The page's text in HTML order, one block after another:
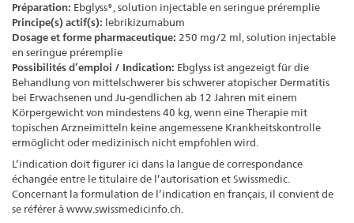
Préparation: Ebglyss®, solution injectable en seringue préremplie
Principe(s) actif(s): lebrikizumabum
Dosage et forme pharmaceutique: 250 mg/2 ml, solution injectable
en seringue préremplie
Possibilités d’emploi / Indication: Ebglyss ist angezeigt für die
Behandlung von mittelschwerer bis schwerer atopischer Dermatitis
bei Erwachsenen und Ju-gendlichen ab 12 Jahren mit einem
Körpergewicht von mindestens 40 kg, wenn eine Therapie mit
topischen Arzneimitteln keine angemessene Krankheitskontrolle
ermöglicht oder medizinisch nicht empfohlen wird.
L’indication doit figurer ici dans la langue de correspondance
échangée entre le titulaire de l’autorisation et Swissmedic.
Concernant la formulation de l’indication en français, il convient de
se référer à www.swissmedicinfo.ch.